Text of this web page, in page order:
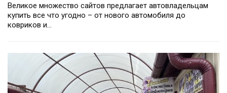
Великое множество сайтов предлагает автовладельцам
купить все что угодно – от нового автомобиля до
ковриков и…